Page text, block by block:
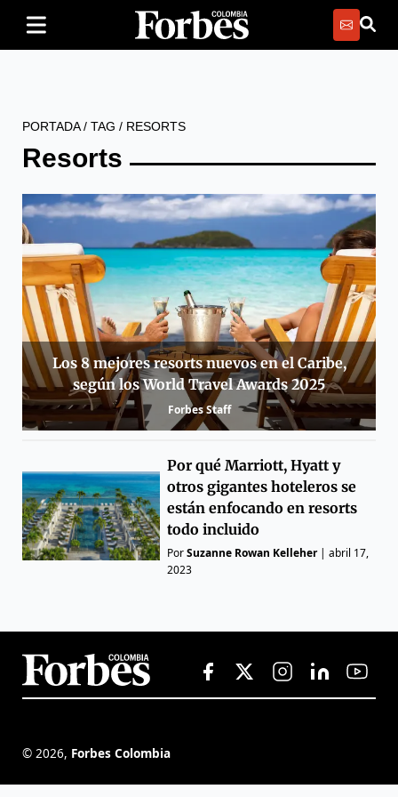
PORTADA/ TAG / RESORTS
Resorts
Los 8 mejores resorts nuevos en el Caribe,
según los World Travel Awards 2025
Forbes Staff
Por qué Marriott, Hyatt y
otros gigantes hoteleros se
están enfocando en resorts
todo incluido
PorSuzanne Rowan Kelleher|abril 17,
2023
© 2026, Forbes Colombia